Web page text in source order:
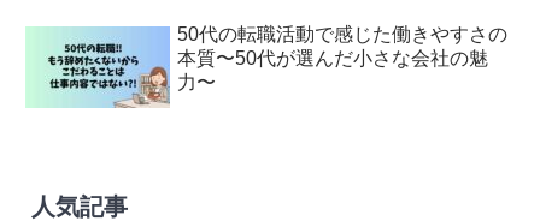
50代の転職活動で感じた働きやすさの
本質〜50代が選んだ小さな会社の魅
力〜
人気記事